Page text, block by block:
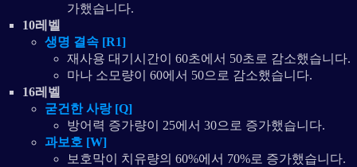
가했습니다.
10레벨
생명 결속 [R1]
재사용 대기시간이 60초에서 50초로 감소했습니다.
마나 소모량이 60에서 50으로 감소했습니다.
16레벨
굳건한 사랑 [Q]
방어력 증가량이 25에서 30으로 증가했습니다.
과보호 [W]
보호막이 치유량의 60%에서 70%로 증가했습니다.